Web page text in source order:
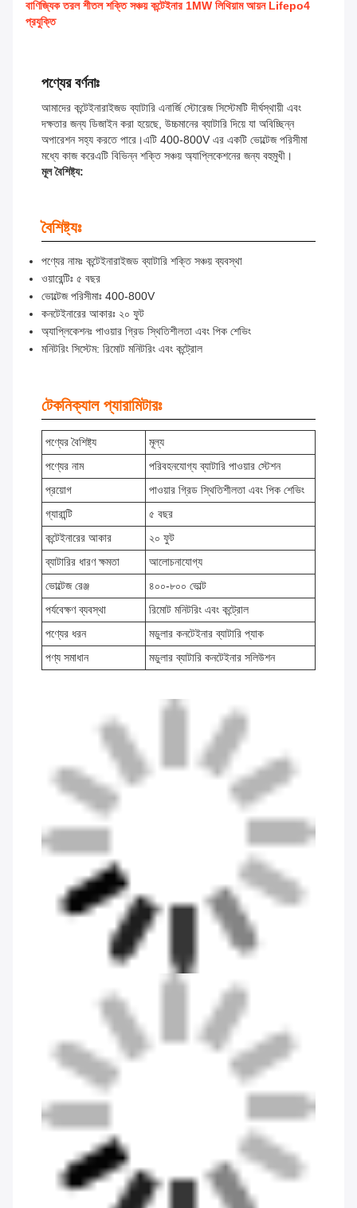
বাণিজ্যিক তরল শীতল শক্তি সঞ্চয় কন্টেইনার 1MW লিথিয়াম আয়ন Lifepo4
প্রযুক্তি
পণ্যের বর্ণনাঃ
আমাদের কন্টেইনারাইজড ব্যাটারি এনার্জি স্টোরেজ সিস্টেমটি দীর্ঘস্থায়ী এবং
দক্ষতার জন্য ডিজাইন করা হয়েছে, উচ্চমানের ব্যাটারি দিয়ে যা অবিচ্ছিন্ন
অপারেশন সহ্য করতে পারে।এটি 400-800V এর একটি ভোল্টেজ পরিসীমা
মধ্যে কাজ করেএটি বিভিন্ন শক্তি সঞ্চয় অ্যাপ্লিকেশনের জন্য বহুমুখী।
মূল বৈশিষ্ট্য:
বৈশিষ্ট্যঃ
পণ্যের নামঃ কন্টেইনারাইজড ব্যাটারি শক্তি সঞ্চয় ব্যবস্থা
ওয়ারেন্টিঃ ৫ বছর
ভোল্টেজ পরিসীমাঃ 400-800V
কনটেইনারের আকারঃ ২০ ফুট
অ্যাপ্লিকেশনঃ পাওয়ার গ্রিড স্থিতিশীলতা এবং পিক শেভিং
মনিটরিং সিস্টেম: রিমোট মনিটরিং এবং কন্ট্রোল
টেকনিক্যাল প্যারামিটারঃ
পণ্যের বৈশিষ্ট্য
মূল্য
পণ্যের নাম
পরিবহনযোগ্য ব্যাটারি পাওয়ার স্টেশন
প্রয়োগ
পাওয়ার গ্রিড স্থিতিশীলতা এবং পিক শেভিং
গ্যারান্টি
৫ বছর
কন্টেইনারের আকার
২০ ফুট
ব্যাটারির ধারণ ক্ষমতা
আলোচনাযোগ্য
ভোল্টেজ রেঞ্জ
৪০০-৮০০ ভোল্ট
পর্যবেক্ষণ ব্যবস্থা
রিমোট মনিটরিং এবং কন্ট্রোল
পণ্যের ধরন
মডুলার কনটেইনার ব্যাটারি প্যাক
পণ্য সমাধান
মডুলার ব্যাটারি কনটেইনার সলিউশন